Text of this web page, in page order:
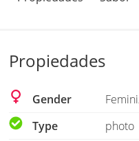
Propiedades
Gender
Type
photo